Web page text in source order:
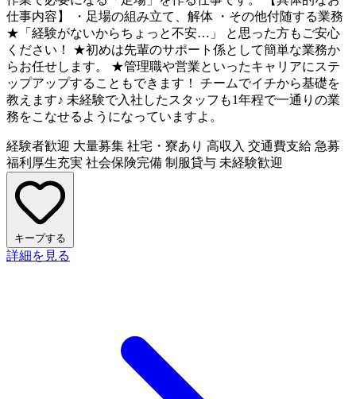
仕事内容】 ・足場の組み立て、解体 ・その他付随する業務
★「経験がないからちょっと不安…」 と思った方もご安心
ください！ ★初めは先輩のサポート係として簡単な業務か
らお任せします。 ★管理職や営業といったキャリアにステ
ップアップすることもできます！ チームでイチから基礎を
教えます♪ 未経験で入社したスタッフも1年程で一通りの業
務をこなせるようになっていますよ。
経験者歓迎 大量募集 社宅・寮あり 高収入 交通費支給 急募
福利厚生充実 社会保険完備 制服貸与 未経験歓迎
キープする
詳細を見る